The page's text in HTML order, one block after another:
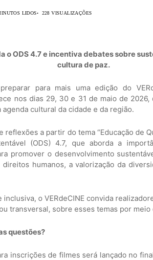
LIDOS 228 VISUALIZAÇÕES
o ODS 4.7 e incentiva debates sobre
cultura de paz.
para mais uma edição do
nos dias 29, 30 e 31 de maio de
cultural da cidade e da região.
reflexões a partir do tema “Educação de
(ODS) 4.7, que aborda a
promover o desenvolvimento
humanos, a valorização da
o VERdeCINE convida
transversal, sobre esses temas por meio
questões?
inscrições de filmes será lançado no